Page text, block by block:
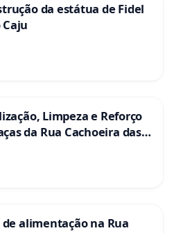
da estátua de Fidel
Limpeza e Reforço
da Rua Cachoeira das
alimentação na Rua